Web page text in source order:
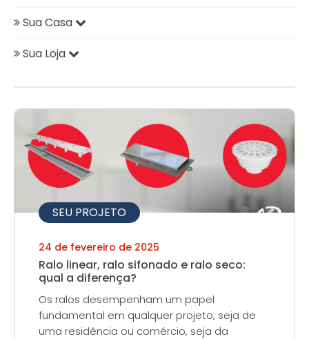
SEU PROJETO
24 de fevereiro de 2025
Ralo linear, ralo sifonado e ralo seco:
qual a diferença?
Os ralos desempenham um papel
fundamental em qualquer projeto, seja de
uma residência ou comércio, seja da
Sua Casa
Sua Loja